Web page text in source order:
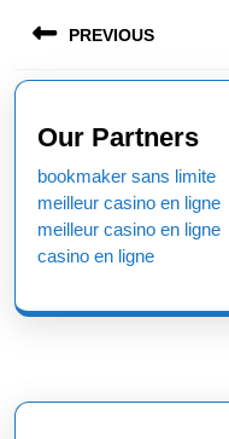
navigation
PREVIOUS
Previous
post:
Our Partners
bookmaker sans limite
meilleur casino en ligne
meilleur casino en ligne
casino en ligne